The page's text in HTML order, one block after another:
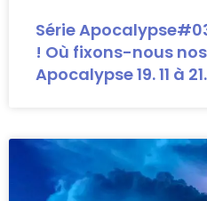
Série
! Où fixons-nous
Apocalypse 19. 11 à